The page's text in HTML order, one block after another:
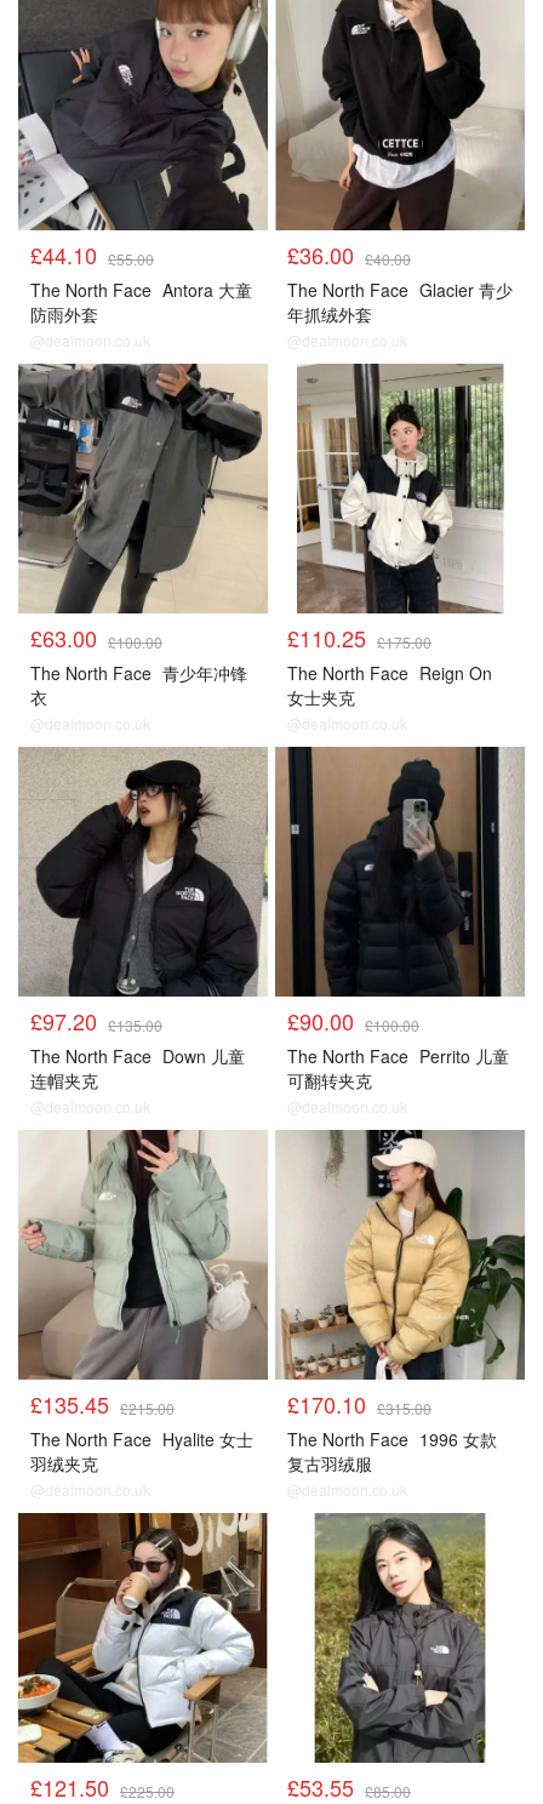
£44.10 £55.00
The North Face Antora 大童
防雨外套
@dealmoon.co.uk
£36.00 £40.00
The North Face Glacier 青少
年抓绒外套
@dealmoon.co.uk
£63.00 £100.00
The North Face 青少年冲锋
衣
@dealmoon.co.uk
£110.25 £175.00
The North Face Reign On
女士夹克
@dealmoon.co.uk
£97.20 £135.00
The North Face Down 儿童
连帽夹克
@dealmoon.co.uk
£90.00 £100.00
The North Face Perrito 儿童
可翻转夹克
@dealmoon.co.uk
£135.45 £215.00
The North Face Hyalite 女士
羽绒夹克
@dealmoon.co.uk
£170.10 £315.00
The North Face 1996 女款
复古羽绒服
@dealmoon.co.uk
£121.50 £225.00 £53.55 £85.00